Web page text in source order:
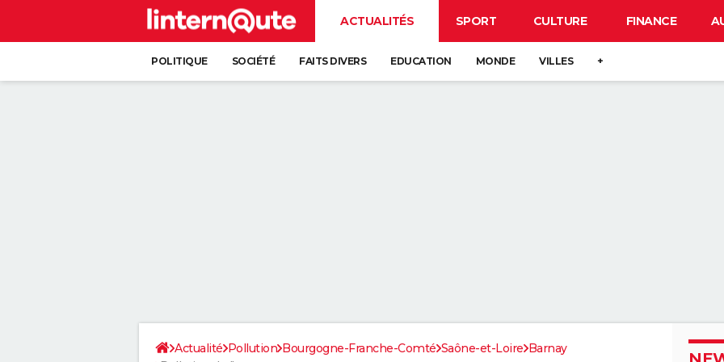
ACTUALITÉS SPORT CULTURE FINANCE
POLITIQUE SOCIÉTÉ FAITS DIVERS EDUCATION MONDE VILLES +
Actualité Pollution Bourgogne-Franche-Comté Saône-et-Loire Barnay